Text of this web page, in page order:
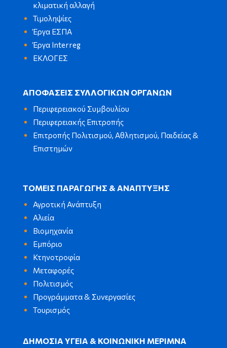
κλιματική αλλαγή
Τιμοληψίες
Έργα ΕΣΠΑ
Έργα Interreg
ΕΚΛΟΓΕΣ
ΑΠΟΦΑΣΕΙΣ ΣΥΛΛΟΓΙΚΩΝ ΟΡΓΑΝΩΝ
Περιφερειακού Συμβουλίου
Περιφερειακής Επιτροπής
Επιτροπής Πολιτισμού, Αθλητισμού, Παιδείας &
Επιστημών
ΤΟΜΕΙΣ ΠΑΡΑΓΩΓΗΣ & ΑΝΑΠΤΥΞΗΣ
Αγροτική Ανάπτυξη
Αλιεία
Βιομηχανία
Εμπόριο
Κτηνοτροφία
Μεταφορές
Πολιτισμός
Προγράμματα & Συνεργασίες
Τουρισμός
ΔΗΜΟΣΙΑ ΥΓΕΙΑ & ΚΟΙΝΩΝΙΚΗ ΜΕΡΙΜΝΑ